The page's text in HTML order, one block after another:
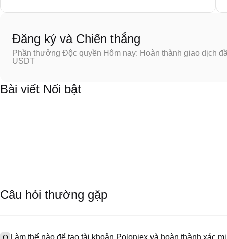
Đăng ký và Chiến thắng
Phần thưởng Độc quyền Hôm nay: Hoàn thành giao dịch
USDT
Bài viết Nổi bật
Câu hỏi thường gặp
Làm thế nào để tạo tài khoản Poloniex và hoàn thành xác